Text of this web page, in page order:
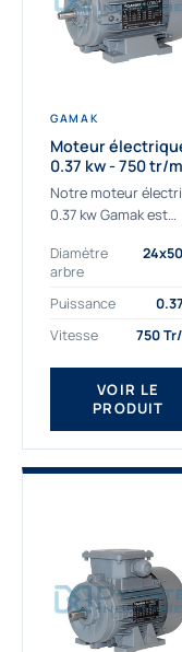
GAMAK
Moteur
0.37 kw - 750 tr/
230/400V - IE3
Notre moteur
0.37 kw Gamak est
aux applications
sévères. Nous
déterminons,
fournissons
des moteurs
asynchrones depuis
nombreuses
Diamètre
arbre
Puissance
Vitesse
750
VOIR LE
PRODUIT